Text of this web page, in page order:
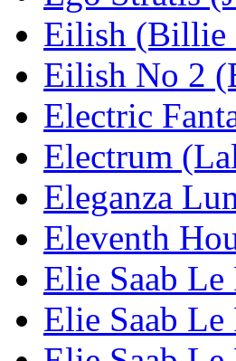
Eilish (Billie
Eilish No 2
Electric
Electrum
Eleganza
Eleventh
Elie Saab
Elie Saab